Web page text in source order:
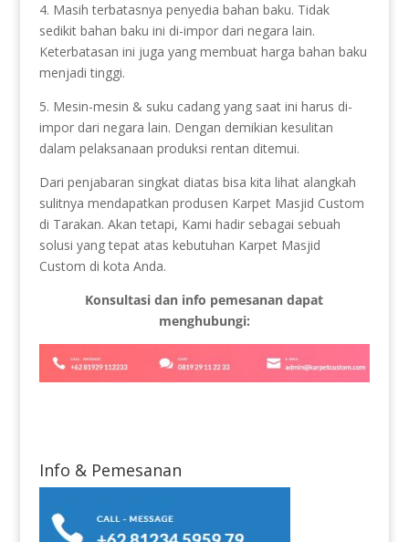
4. Masih terbatasnya penyedia bahan baku. Tidak
sedikit bahan baku ini di-impor dari negara lain.
Keterbatasan ini juga yang membuat harga bahan baku
menjadi tinggi.
5. Mesin-mesin & suku cadang yang saat ini harus di-
impor dari negara lain. Dengan demikian kesulitan
dalam pelaksanaan produksi rentan ditemui.
Dari penjabaran singkat diatas bisa kita lihat alangkah
sulitnya mendapatkan produsen Karpet Masjid Custom
di Tarakan. Akan tetapi, Kami hadir sebagai sebuah
solusi yang tepat atas kebutuhan Karpet Masjid
Custom di kota Anda.
Konsultasi dan info pemesanan dapat
menghubungi:
Info & Pemesanan